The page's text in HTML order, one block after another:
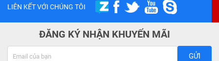
LIÊN KẾT VỚI CHÚNG TÔI
ĐĂNG KÝ NHẬN KHUYẾN MÃI
GỬI